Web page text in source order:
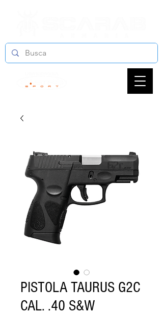
PISTOLA TAURUS G2C
CAL. .40 S&W